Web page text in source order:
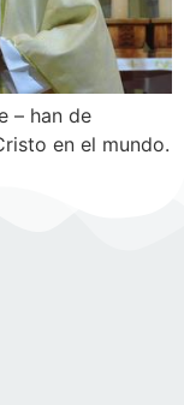
– han de
en el mundo.